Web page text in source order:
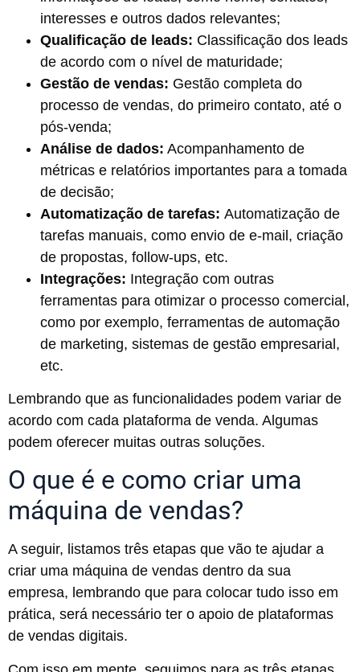
interesses e outros dados relevantes;
Qualificação de leads: Classificação dos leads
de acordo com o nível de maturidade;
Gestão de vendas: Gestão completa do
processo de vendas, do primeiro contato, até o
pós-venda;
Análise de dados: Acompanhamento de
métricas e relatórios importantes para a tomada
de decisão;
Automatização de tarefas: Automatização de
tarefas manuais, como envio de e-mail, criação
de propostas, follow-ups, etc.
Integrações: Integração com outras
ferramentas para otimizar o processo comercial,
como por exemplo, ferramentas de automação
de marketing, sistemas de gestão empresarial,
etc.
Lembrando que as funcionalidades podem variar de
acordo com cada plataforma de venda. Algumas
podem oferecer muitas outras soluções.
O que é e como criar uma
máquina de vendas?
A seguir, listamos três etapas que vão te ajudar a
criar uma máquina de vendas dentro da sua
empresa, lembrando que para colocar tudo isso em
prática, será necessário ter o apoio de plataformas
de vendas digitais.